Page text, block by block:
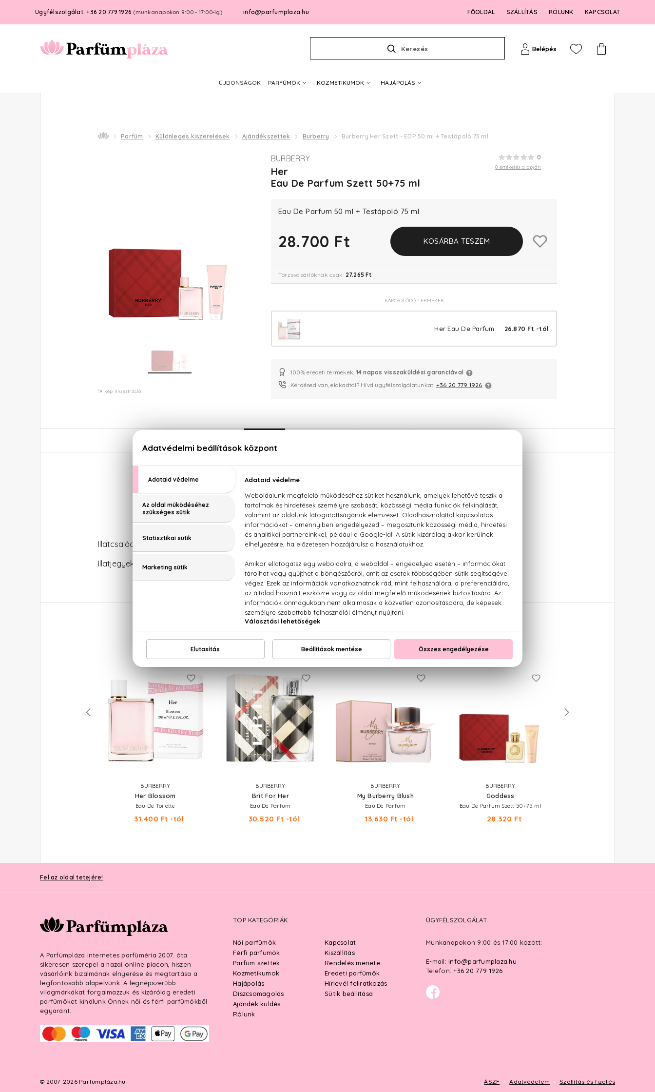
Ügyfélszolgálat: +36 20 779 1926 (munkanapokon 9:00 - 17:00-ig) info@parfumplaza.hu FŐOLDAL SZÁLLÍTÁS RÓLUNK KAPCSOLAT
Keresés Belépés
ÚJDONSÁGOK PARFÜMÖK KOZMETIKUMOK HAJÁPOLÁS
Parfüm Különleges kiszerelések Ajándékszettek Burberry Burberry Her Szett - EDP 50 ml + Testápoló 75 ml
*A kép illusztráció
0
0 értékelés alapján
BURBERRY
Her
Eau De Parfum Szett 50+75 ml
Eau De Parfum 50 ml + Testápoló 75 ml
28.700 Ft KOSÁRBA TESZEM
Törzsvásárlóknak csak: 27.265 Ft
KAPCSOLÓDÓ TERMÉKEK
Her Eau De Parfum 26.870 Ft -tól
100% eredeti termékek, 14 napos visszaküldési garanciával
Kérdésed van, elakadtál? Hívd ügyfélszolgálatunkat: +36 20 779 1926
Burberry Her Szett - EDP 50 ml + Testápoló 75 ml
Illatcsalád: Virágos-gourmand
Illatjegyek: Erdei gyümölcsök, piros bogyós gyümölcsök, jázmin, rózsa, vanília, pézsma, borostyánkő, fehér fás jegyek
NEKED AJÁNLJUK
BURBERRY
Her Blossom
Eau De Toilette
31.400 Ft -tól
BURBERRY
Brit For Her
Eau De Parfum
30.520 Ft -tól
BURBERRY
My Burberry Blush
Eau De Parfum
13.630 Ft -tól
BURBERRY
Goddess
Eau De Parfum Szett 50+75 ml
28.320 Ft
Fel az oldal tetejére!
A Parfümpláza internetes parfüméria 2007. óta
sikeresen szerepel a hazai online piacon, hiszen
vásárlóink bizalmának elnyerése és megtartása a
legfontosabb alapelvünk. A legnépszerűbb
világmárkákat forgalmazzuk és kizárólag eredeti
parfümöket kínálunk Önnek női és férfi parfümökből
egyaránt.
TOP KATEGÓRIÁK
Női parfümök
Férfi parfümök
Parfüm szettek
Kozmetikumok
Hajápolás
Díszcsomagolás
Ajándék küldés
Rólunk
Kapcsolat
Kiszállítás
Rendelés menete
Eredeti parfümök
Hírlevél feliratkozás
Sütik beállítása
ÜGYFÉLSZOLGÁLAT
Munkanapokon 9:00 és 17:00 között:
E-mail: info@parfumplaza.hu
Telefon: +36 20 779 1926
© 2007-2026 Parfümpláza.hu ÁSZF Adatvédelem Szállítás és fizetés